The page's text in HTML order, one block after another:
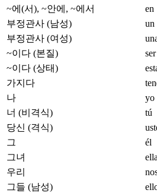
~에(서), ~안에, ~에서
en
부정관사 (남성)
un
부정관사 (여성)
~이다 (본질)
ser
~이다 (상태)
가지다
나
yo
너 (비격식)
tú
당신 (격식)
그
él
그녀
ella
우리
그들 (남성)